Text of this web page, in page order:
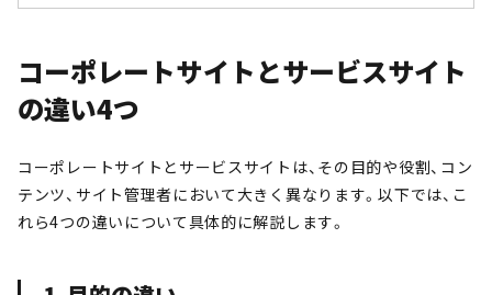
コーポレートサイトとサービスサイト
の違い4つ
コーポレートサイトとサービスサイトは、その目的や役割、コン
テンツ、サイト管理者において大きく異なります。以下では、こ
れら4つの違いについて具体的に解説します。